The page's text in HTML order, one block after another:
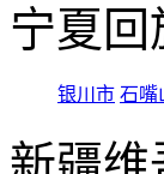
宁夏回
银川市 石嘴